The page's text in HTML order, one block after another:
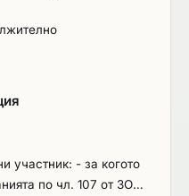
участник: - за когото
по чл. 107 от ЗОП;